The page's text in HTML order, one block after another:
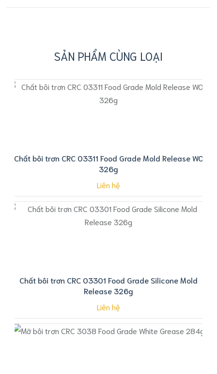
SẢN PHẨM CÙNG LOẠI
Chất bôi trơn CRC 03311 Food Grade Mold Release WO
326g
Liên hệ
Chất bôi trơn CRC 03301 Food Grade Silicone Mold
Release 326g
Liên hệ